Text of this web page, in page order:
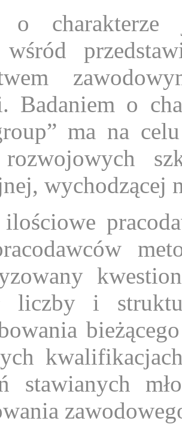
o charakterze
wśród
Badaniem o
ma na
wychodzącej
liczby i
stawianych